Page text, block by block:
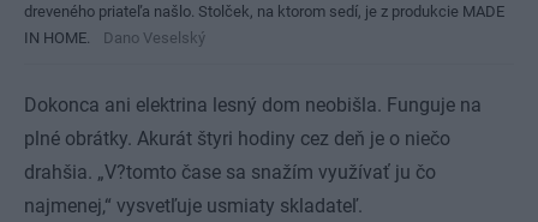
dreveného priateľa našlo. Stolček, na ktorom sedí, je z produkcie MADE
IN HOME.
Dano Veselský
Dokonca ani elektrina lesný dom neobišla. Funguje na
plné obrátky. Akurát štyri hodiny cez deň je o niečo
drahšia. „V?tomto čase sa snažím využívať ju čo
najmenej,“ vysvetľuje usmiaty skladateľ.